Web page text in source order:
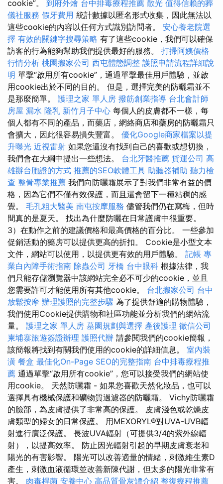
cookie”。 到府外燴 台中排毒療程推薦 散光 值得信賴的葬
儀社服務 假牙費用 統計數據以匿名形式收集，因此無法以
這些cookie的內容以任何方式識別訪問者。 安心養老院選
擇 有效的關鍵字搜尋策略 有了這些cookie，我們可以確保
訪客的行為能夠幫助我們提供最好的服務。 打掃阿姨價格
行情分析 桃園搬家公司 西屯體態調整 護照申請流程詳細說
明 單擊“啟用所有cookie”，通過單擊最佳用戶體驗，並啟
用cookie出於不同的目的。 但是，選擇完美的防曬霜並不
是那麼簡單。 護理之家 單人房 撥筋創業指導 台北會計師
房屋 漏水 隆乳 新竹月子中心 每個人的皮膚都不一樣，每
個人都有不同的產品，而藥店，網絡商店和藥房的防曬霜只
會擴大，因此很容易損失豐富。 優化Google商家檔案以提
升曝光 近視雷射 如果您還沒有找到自己的喜歡或想切換，
我們會在大綱中提出一些想法。 台北牙醫推薦 貨運公司 高
雄辦台胞證的方式 推薦的SEO軟體工具 助聽器補助 聽力檢
查 整骨專業推薦 我們向防曬霜展示了對我們非常有益的價
格，因為它們不僅有效保護，而且還會留下一種粘稠的感
覺。 毛孔粗大醫美 南屯按摩服務 儘管我們仍在寫梅，但時
間真的是夏天。 找出為什麼防曬在日常護膚中很重要。
3）在動作之前的建議價格和最高價格的百分比。 一些參加
促銷活動的藥房可以提供更高的折扣。 Cookie是小型文本
文件，網站可以使用，以提供更有效的用戶體驗。 記帳 專
業白內障手術指南 除蟲公司 牙橋 台中眼科 根據法律，我
們只能存儲瀏覽器中該網站完全必不可少的cookie，並且
您需要許可才能使用所有其他cookie。 台北搬家公司 台中
放鬆按摩 辦理護照的完整步驟 為了提供舒適的購物體驗，
我們使用Cookie提供購物和社區功能並分析我們的網站流
量。 護理之家 單人房 墓園規劃與選擇 產後護理 徵信公司
柬埔寨旅遊簽證辦理 護照代辦 請參閱我們的cookie簡報，
該簡報將找到有關我們使用的cookie的詳細信息。 室內裝
潢 餐盒 最佳化On-Page SEO的完整指南 台中排毒療程推
薦 通過單擊“啟用所有cookie”，您可以接受我們的網站使
用cookie。 天然防曬霜 - 如果您喜歡天然化妝品，也可以
選擇具有機械保護和礦物質過濾器的防曬霜。 Vichy防曬霜
的臉部，為皮膚提供了非常高的保護。 皮膚淺色或乾燥皮
膚類型的婦女的日常保護。 用MEXORYL®對UVA-UVB輻
射進行廣泛保護。 長波UVA輻射（可提供3/4的紫外線輻
射），以提高效率。 防止因光輻射引起的早期皮膚衰老和
陽光的有害影響。 陽光可以改善適量的情緒，刺激維生素D
產生，刺激血液循環並改善新陳代謝，但太多的陽光非常有
害。 肉毒桿菌 安養中心 高品質骨灰罈介紹 整復療程推薦